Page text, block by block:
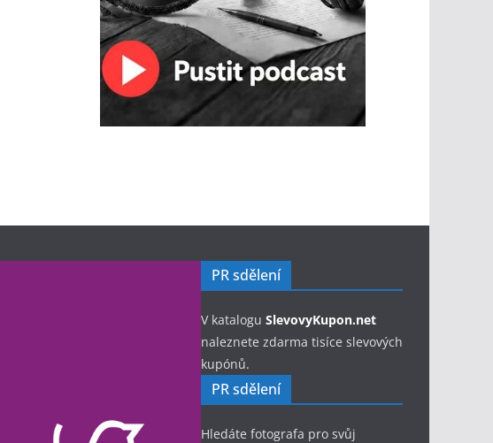
PR sdělení
V katalogu SlevovyKupon.net
naleznete zdarma tisíce slevových
kupónů.
PR sdělení
Hledáte fotografa pro svůj